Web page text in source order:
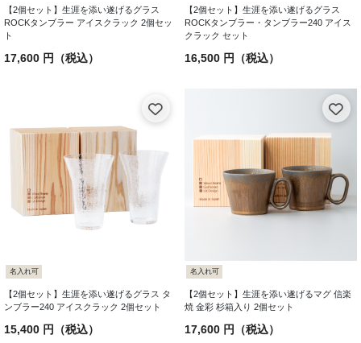
【2個セット】生涯を添い遂げるグラス
ROCKタンブラー アイスクラック 2個セッ
ト
17,600 円（税込）
【2個セット】生涯を添い遂げるグラス
ROCKタンブラー・タンブラー240 アイス
クラック セット
16,500 円（税込）
名入れ可
【2個セット】生涯を添い遂げるグラス タ
ンブラー240 アイスクラック 2個セット
15,400 円（税込）
名入れ可
【2個セット】生涯を添い遂げるマグ 信楽
焼 金彩 杉箱入り 2個セット
17,600 円（税込）